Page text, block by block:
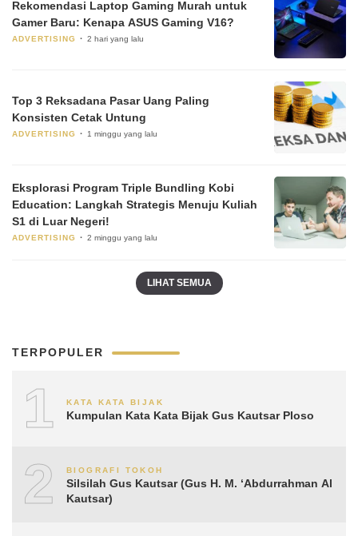
Rekomendasi Laptop Gaming Murah untuk
Gamer Baru: Kenapa ASUS Gaming V16?
ADVERTISING 2 hari yang lalu
Top 3 Reksadana Pasar Uang Paling
Konsisten Cetak Untung
ADVERTISING 1 minggu yang lalu
Eksplorasi Program Triple Bundling Kobi
Education: Langkah Strategis Menuju Kuliah
S1 di Luar Negeri!
ADVERTISING 2 minggu yang lalu
LIHAT SEMUA
TERPOPULER
1 KATA KATA BIJAK
Kumpulan Kata Kata Bijak Gus Kautsar Ploso
2 BIOGRAFI TOKOH
Silsilah Gus Kautsar (Gus H. M. ‘Abdurrahman Al
Kautsar)